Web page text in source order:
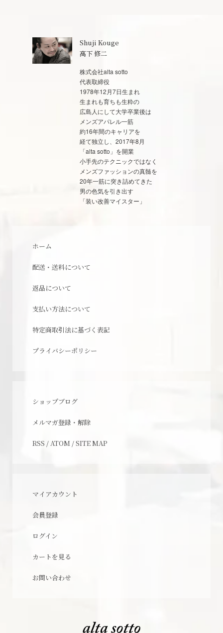
Shuji Kouge
高下 修二
株式会社alta sotto
代表取締役
1978年12月7日生まれ
生まれも育ちも生粋の
広島人にして大学卒業後は
メンズアパレル一筋
約16年間のキャリアを
経て独立し、2017年8月
「alta sotto」を開業
小手先のテクニックではなく
メンズファッションの真髄を
20年一筋に突き詰めてきた
男の色気を引き出す
「装い改善マイスター」
ホーム
配送・送料について
返品について
支払い方法について
特定商取引法に基づく表記
プライバシーポリシー
ショップブログ
メルマガ登録・解除
RSS / ATOM /SITE MAP
マイアカウント
会員登録
ログイン
カートを見る
お問い合わせ